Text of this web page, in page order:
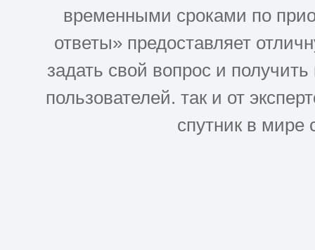
временными сроками по
ответы» предоставляет
задать свой вопрос и
пользователей. так и от
спутник в